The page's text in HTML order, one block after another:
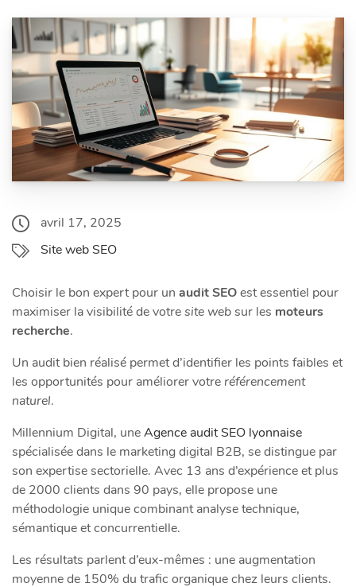
avril 17, 2025
Site web SEO
Choisir le bon expert pour un audit SEOest essentiel pour
maximiser la visibilité de votresite websur les moteurs
recherche.
Un audit bien réalisé permet d’identifier les points faibles et
les opportunités pour améliorer votre référencement
naturel.
Millennium Digital, uneAgence audit SEO lyonnaise
spécialisée dans le marketing digital B2B, se distingue par
son expertise sectorielle. Avec 13 ans d’expérience et plus
de 2000 clients dans 90 pays, elle propose une
méthodologie unique combinant analyse technique,
sémantique et concurrentielle.
Les résultats parlent d’eux-mêmes : une augmentation
moyenne de 150% du trafic organique chez leurs clients.